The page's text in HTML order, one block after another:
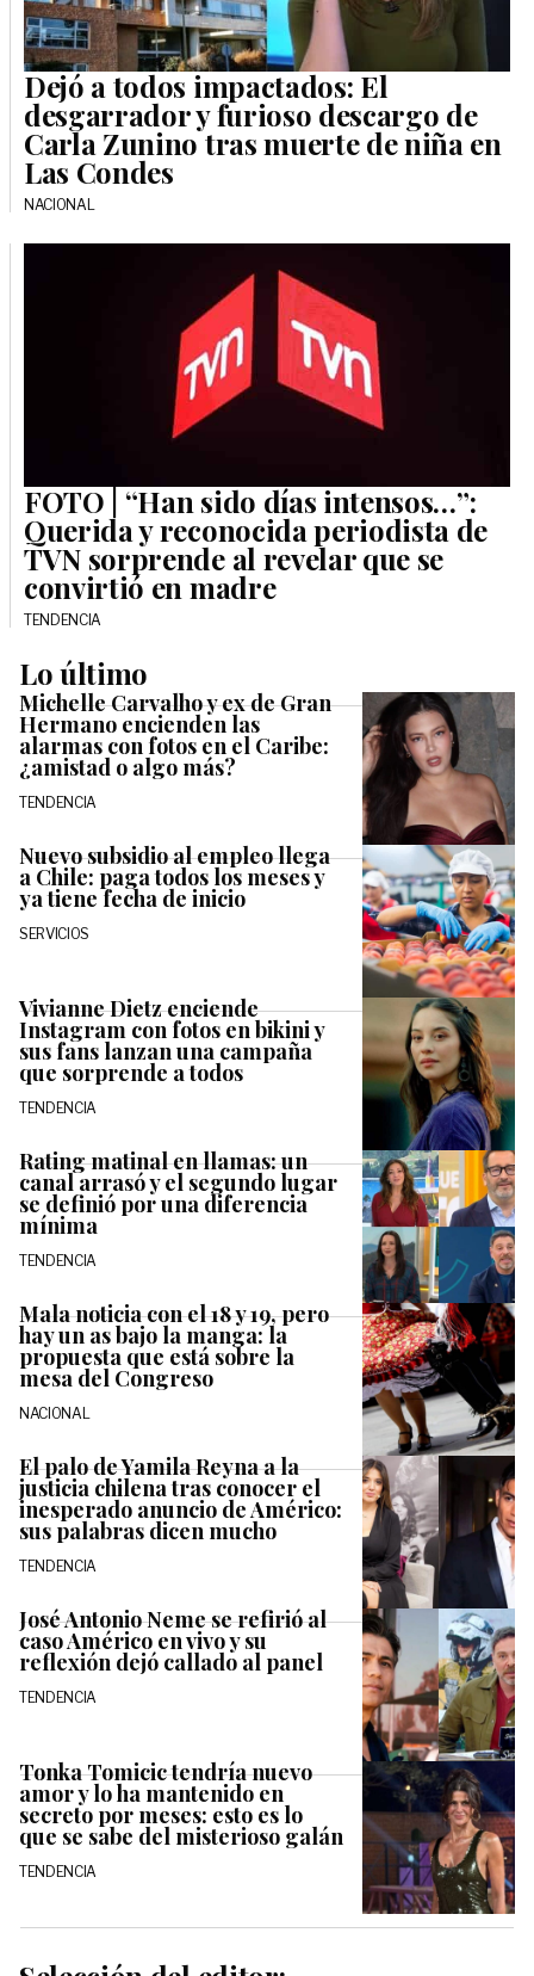
Dejó a todos impactados: El
desgarrador y furioso descargo de
Carla Zunino tras muerte de niña en
Las Condes
NACIONAL
FOTO | “Han sido días intensos…”:
Querida y reconocida periodista de
TVN sorprende al revelar que se
convirtió en madre
TENDENCIA
Lo último
Michelle Carvalho y ex de Gran
Hermano encienden las
alarmas con fotos en el Caribe:
¿amistad o algo más?
TENDENCIA
Nuevo subsidio al empleo llega
a Chile: paga todos los meses y
ya tiene fecha de inicio
SERVICIOS
Vivianne Dietz enciende
Instagram con fotos en bikini y
sus fans lanzan una campaña
que sorprende a todos
TENDENCIA
Rating matinal en llamas: un
canal arrasó y el segundo lugar
se definió por una diferencia
mínima
TENDENCIA
Mala noticia con el 18 y 19, pero
hay un as bajo la manga: la
propuesta que está sobre la
mesa del Congreso
NACIONAL
El palo de Yamila Reyna a la
justicia chilena tras conocer el
inesperado anuncio de Américo:
sus palabras dicen mucho
TENDENCIA
José Antonio Neme se refirió al
caso Américo en vivo y su
reflexión dejó callado al panel
TENDENCIA
Tonka Tomicic tendría nuevo
amor y lo ha mantenido en
secreto por meses: esto es lo
que se sabe del misterioso galán
TENDENCIA